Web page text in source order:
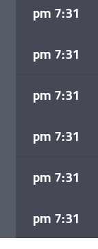
7:31 pm
7:31 pm
7:31 pm
7:31 pm
7:31 pm
7:31 pm